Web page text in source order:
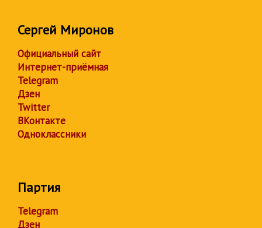
Сергей Миронов
Официальный сайт
Интернет-приёмная
Telegram
Дзен
Twitter
ВКонтакте
Одноклассники
Партия
Telegram
Дзен